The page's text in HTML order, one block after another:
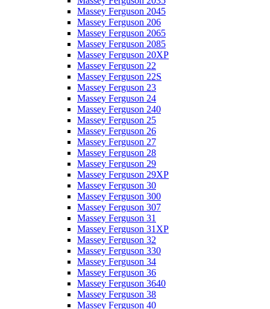
Massey Ferguson 2045
Massey Ferguson 206
Massey Ferguson 2065
Massey Ferguson 2085
Massey Ferguson 20XP
Massey Ferguson 22
Massey Ferguson 22S
Massey Ferguson 23
Massey Ferguson 24
Massey Ferguson 240
Massey Ferguson 25
Massey Ferguson 26
Massey Ferguson 27
Massey Ferguson 28
Massey Ferguson 29
Massey Ferguson 29XP
Massey Ferguson 30
Massey Ferguson 300
Massey Ferguson 307
Massey Ferguson 31
Massey Ferguson 31XP
Massey Ferguson 32
Massey Ferguson 330
Massey Ferguson 34
Massey Ferguson 36
Massey Ferguson 3640
Massey Ferguson 38
Massey Ferguson 40